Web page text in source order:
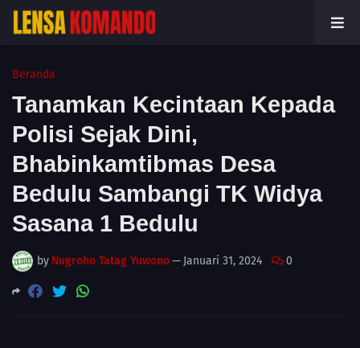
Beranda
Tanamkan Kecintaan Kepada
Polisi Sejak Dini,
Bhabinkamtibmas Desa
Bedulu Sambangi TK Widya
Sasana 1 Bedulu
by Nugroho Tatag Yuwono— Januari 31, 2024 0